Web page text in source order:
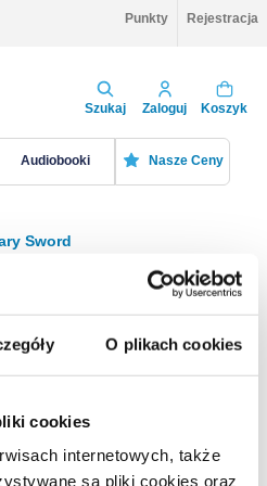
O plikach cookies
cookies
internetowych, także
są pliki cookies oraz
Punkty Rejestracja
Szukaj Zaloguj Koszyk
Audiobooki Nasze Ceny
Sword
Sortuj
Na stronie